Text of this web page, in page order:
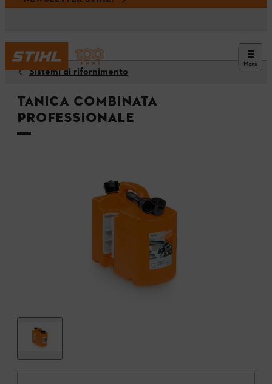
Menù
Sistemi di rifornimento
Tanica combinata
professionale